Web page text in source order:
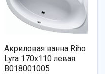
Акриловая ванна Riho
Lyra 170x110 левая
B018001005